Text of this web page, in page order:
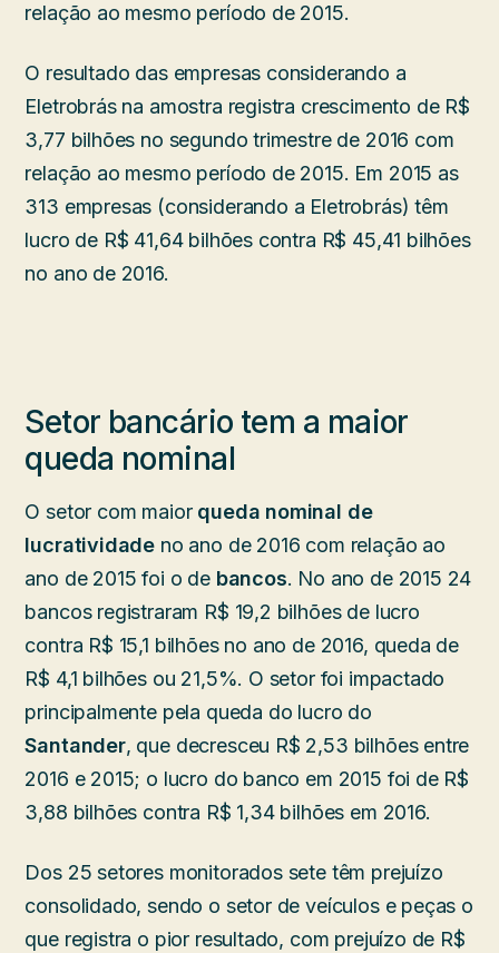
relação ao mesmo período de 2015.
O resultado das empresas considerando a
Eletrobrás na amostra registra crescimento de R$
3,77 bilhões no segundo trimestre de 2016 com
relação ao mesmo período de 2015. Em 2015 as
313 empresas (considerando a Eletrobrás) têm
lucro de R$ 41,64 bilhões contra R$ 45,41 bilhões
no ano de 2016.
Setor bancário tem a maior
queda nominal
O setor com maior queda nominal de
lucratividade no ano de 2016 com relação ao
ano de 2015 foi o de bancos. No ano de 2015 24
bancos registraram R$ 19,2 bilhões de lucro
contra R$ 15,1 bilhões no ano de 2016, queda de
R$ 4,1 bilhões ou 21,5%. O setor foi impactado
principalmente pela queda do lucro do
Santander, que decresceu R$ 2,53 bilhões entre
2016 e 2015; o lucro do banco em 2015 foi de R$
3,88 bilhões contra R$ 1,34 bilhões em 2016.
Dos 25 setores monitorados sete têm prejuízo
consolidado, sendo o setor de veículos e peças o
que registra o pior resultado, com prejuízo de R$